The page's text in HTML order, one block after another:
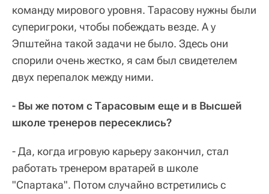
команду мирового уровня. Тарасову нужны были
суперигроки, чтобы побеждать везде. А у
Эпштейна такой задачи не было. Здесь они
спорили очень жестко, я сам был свидетелем
двух перепалок между ними.
- Вы же потом с Тарасовым еще и в Высшей
школе тренеров пересеклись?
- Да, когда игровую карьеру закончил, стал
работать тренером вратарей в школе
"Спартака". Потом случайно встретились с